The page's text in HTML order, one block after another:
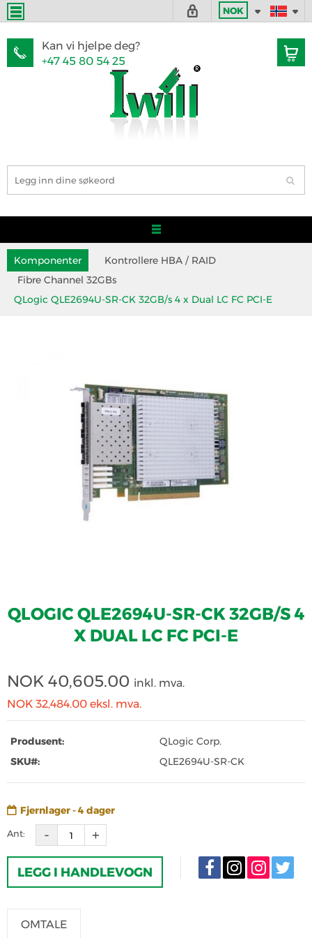
NOK
Kan vi hjelpe deg?
+47 45 80 54 25
Komponenter
Kontrollere HBA / RAID
Fibre Channel 32GBs
QLogic QLE2694U-SR-CK 32GB/s 4 x Dual LC FC PCI-E
QLOGIC QLE2694U-SR-CK 32GB/S 4
X DUAL LC FC PCI-E
NOK 40,605.00 inkl. mva.
NOK 32,484.00 eksl. mva.
Produsent:
QLogic Corp.
SKU#:
QLE2694U-SR-CK
Fjernlager - 4 dager
Ant:
LEGG I HANDLEVOGN
OMTALE